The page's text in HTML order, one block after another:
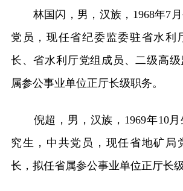
林国闪，男，汉族，1968年7月
党员，现任省纪委监委驻省水利
长、省水利厅党组成员、二级高
属参公事业单位正厅长级职务。
倪超，男，汉族，1969年10月
究生，中共党员，现任省地矿局
长，拟任省属参公事业单位正厅长级